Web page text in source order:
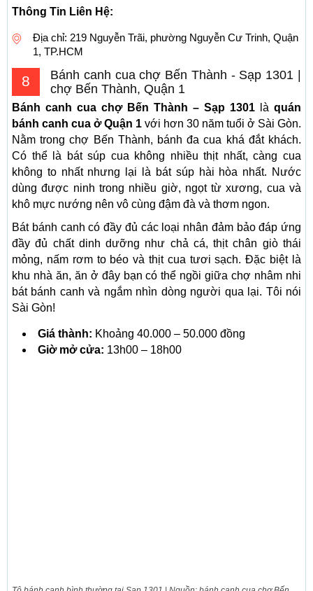
Thông Tin Liên Hệ:
Địa chỉ: 219 Nguyễn Trãi, phường Nguyễn Cư Trinh, Quận
1, TP.HCM
8
Bánh canh cua chợ Bến Thành - Sạp 1301 |
chợ Bến Thành, Quận 1
Bánh canh cua chợ Bến Thành – Sạp 1301 là quán
bánh canh cua ở Quận 1 với hơn 30 năm tuổi ở Sài Gòn.
Nằm trong chợ Bến Thành, bánh đa cua khá đắt khách.
Có thể là bát súp cua không nhiều thịt nhất, càng cua
không to nhất nhưng lại là bát súp hài hòa nhất. Nước
dùng được ninh trong nhiều giờ, ngọt từ xương, cua và
khô mực nướng nên vô cùng đậm đà và thơm ngon.
Bát bánh canh có đầy đủ các loại nhân đảm bảo đáp ứng
đầy đủ chất dinh dưỡng như chả cá, thịt chân giò thái
mỏng, nấm rơm to béo và thịt cua tươi sạch. Đặc biệt là
khu nhà ăn, ăn ở đây bạn có thể ngồi giữa chợ nhâm nhi
bát bánh canh và ngắm nhìn dòng người qua lại. Tôi nói
Sài Gòn!
Giá thành: Khoảng 40.000 – 50.000 đồng
Giờ mở cửa: 13h00 – 18h00